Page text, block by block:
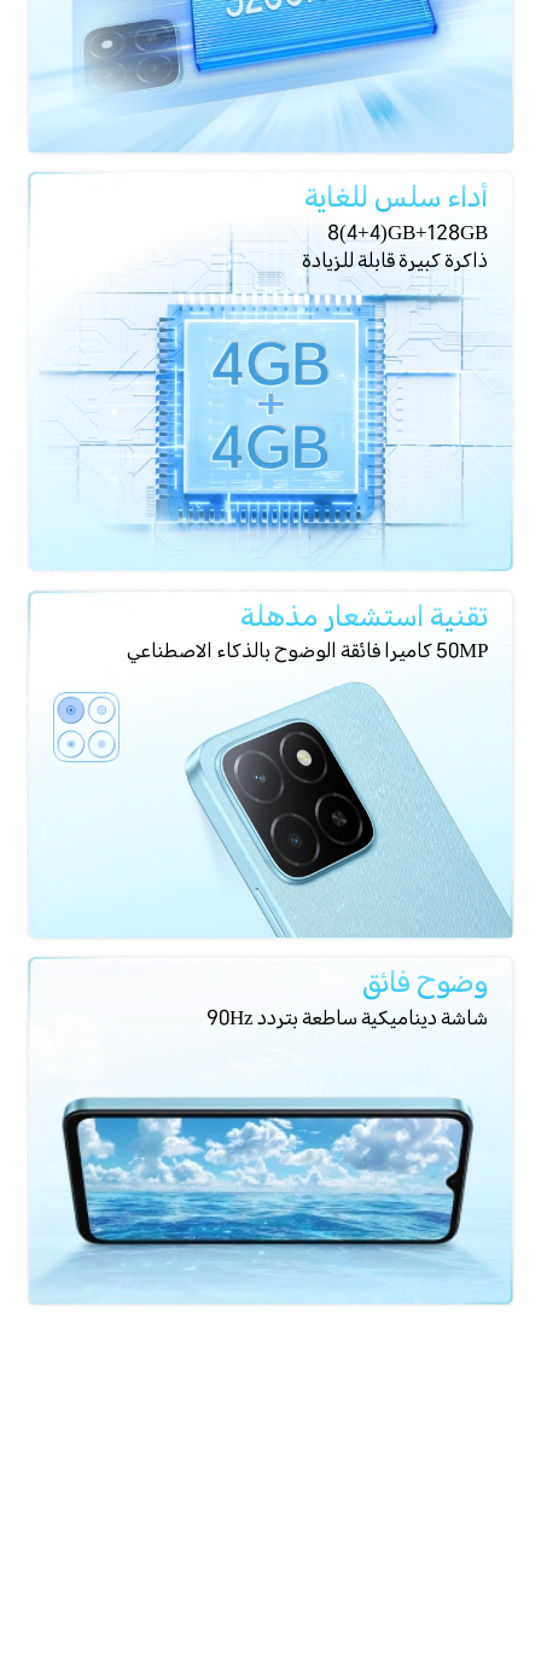
أداء سلس للغاية
8(4+4)GB+128GB
ذاكرة كبيرة قابلة للزيادة
تقنية استشعار مذهلة
50MP كاميرا فائقة الوضوح بالذكاء الاصطناعي
وضوح فائق
شاشة ديناميكية ساطعة بتردد 90Hz